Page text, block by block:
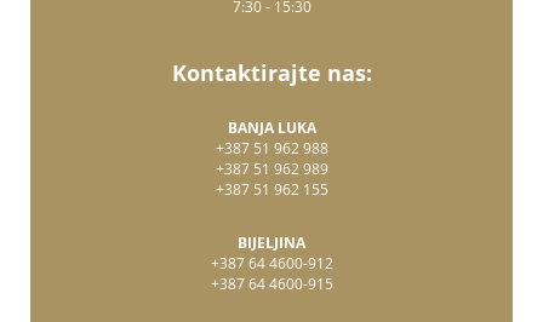
7:30 - 15:30
Kontaktirajte nas:
BANJA LUKA
+387 51 962 988
+387 51 962 989
+387 51 962 155
BIJELJINA
+387 64 4600-912
+387 64 4600-915